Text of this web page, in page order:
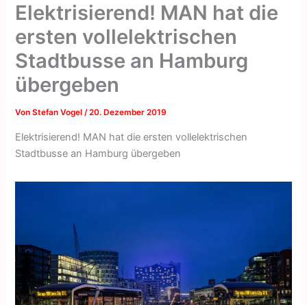
Elektrisierend! MAN hat die
ersten vollelektrischen
Stadtbusse an Hamburg
übergeben
VonStefan Vogel/20. Dezember 2019
Elektrisierend! MAN hat die ersten vollelektrischen
Stadtbusse an Hamburg übergeben